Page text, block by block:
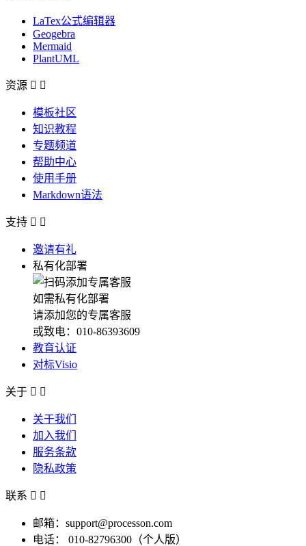
LaTex公式编辑器
Geogebra
Mermaid
PlantUML
资源  
模板社区
知识教程
专题频道
帮助中心
使用手册
Markdown语法
支持  
邀请有礼
私有化部署
如需私有化部署
请添加您的专属客服
或致电：010-86393609
教育认证
对标Visio
关于  
关于我们
加入我们
服务条款
隐私政策
联系  
邮箱：support@processon.com
电话：
010-82796300（个人版）